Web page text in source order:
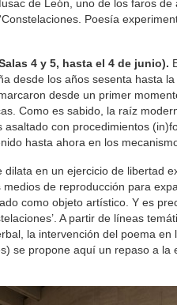
de León, uno de los faros
Poesía
4 y 5, hasta el 4 de junio).
desde los años sesenta hasta
desde un primer
Como es sabido, la raíz
con procedimientos
hasta ahora en los
en un ejercicio de libertad
de reproducción para
como objeto artístico. Y es
A partir de líneas
la intervención del poema en
se propone aquí un repaso a la